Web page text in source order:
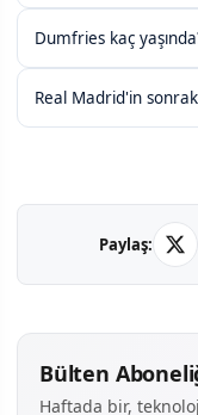
Dumfries kaç
Real Madrid'in
Paylaş:
Bülten
Haftada bir,